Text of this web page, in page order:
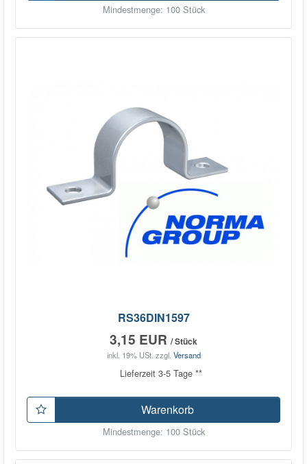
Mindestmenge: 100 Stück
RS36DIN1597
3,15 EUR / Stück
inkl. 19% USt. zzgl. Versand
Lieferzeit 3-5 Tage **
Warenkorb
Mindestmenge: 100 Stück